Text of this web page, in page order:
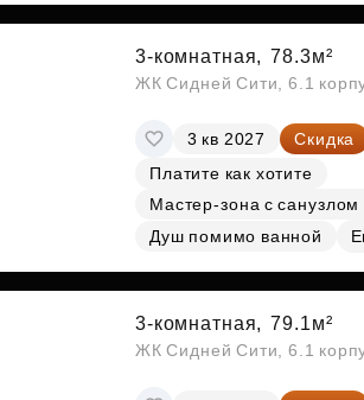
3-комнатная, 78.3м²
ЖК Сидней Сити, 6.1
3 кв 2027 Скидка
Платите как хотите
Мастер-зона с санузлом
Душ помимо ванной
3-комнатная, 79.1м²
ЖК Сидней Сити, 6.1